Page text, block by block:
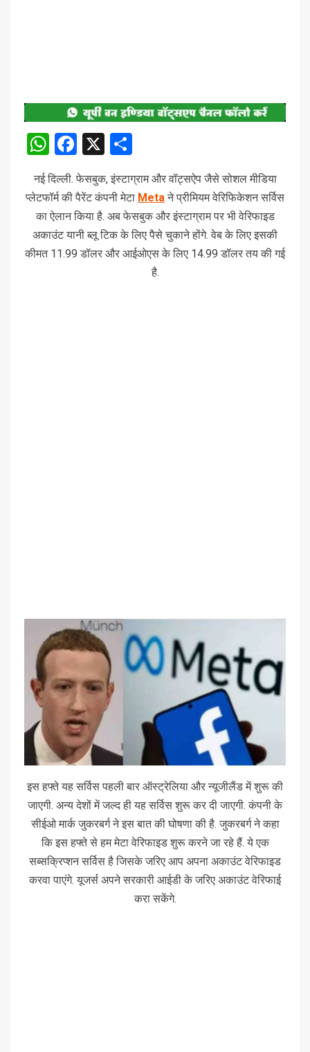
WhatsApp
Facebook
X
नई दिल्ली. फेसबुक, इंस्टाग्राम और वॉट्सऐप जैसे सोशल मीडिया
प्लेटफॉर्म की पैरेंट कंपनी मेटा Meta ने प्रीमियम वेरिफिकेशन सर्विस
का ऐलान किया है. अब फेसबुक और इंस्टाग्राम पर भी वेरिफाइड
अकाउंट यानी ब्लू टिक के लिए पैसे चुकाने होंगे. वेब के लिए इसकी
कीमत 11.99 डॉलर और आईओएस के लिए 14.99 डॉलर तय की गई
है.
इस हफ्ते यह सर्विस पहली बार ऑस्ट्रेलिया और न्यूजीलैंड में शुरू की
जाएगी. अन्य देशों में जल्द ही यह सर्विस शुरू कर दी जाएगी. कंपनी के
सीईओ मार्क जुकरबर्ग ने इस बात की घोषणा की है. जुकरबर्ग ने कहा
कि इस हफ्ते से हम मेटा वेरिफाइड शुरू करने जा रहे हैं. ये एक
सब्सक्रिप्शन सर्विस है जिसके जरिए आप अपना अकाउंट वेरिफाइड
करवा पाएंगे. यूजर्स अपने सरकारी आईडी के जरिए अकाउंट वेरिफाई
करा सकेंगे.